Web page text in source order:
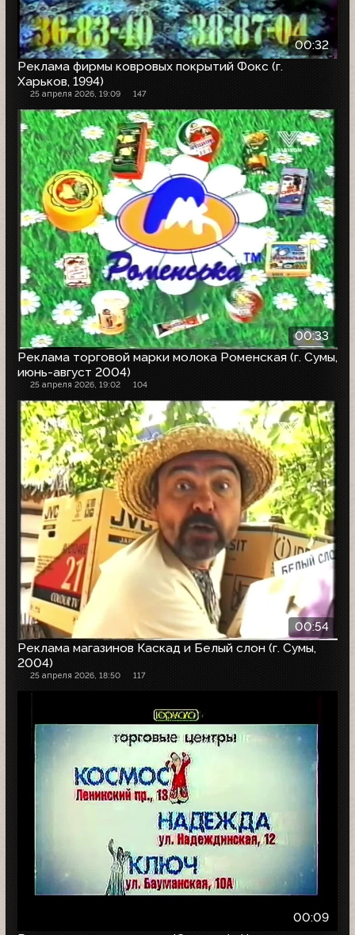
00:32
Реклама фирмы ковровых покрытий Фокс (г.
Харьков, 1994)
25 апреля 2026, 19:09 147
00:33
Реклама торговой марки молока Роменская (г. Сумы,
июнь-август 2004)
25 апреля 2026, 19:02 104
00:54
Реклама магазинов Каскад и Белый слон (г. Сумы,
2004)
25 апреля 2026, 18:50 117
00:09